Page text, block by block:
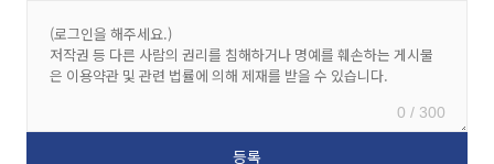
0 / 300